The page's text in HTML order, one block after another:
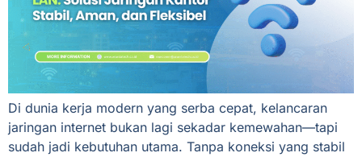
Di dunia kerja modern yang serba cepat, kelancaran
jaringan internet bukan lagi sekadar kemewahan—tapi
sudah jadi kebutuhan utama. Tanpa koneksi yang stabil